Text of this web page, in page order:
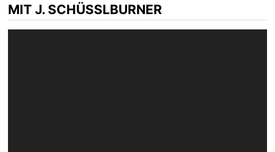
MIT J. SCHÜSSLBURNER